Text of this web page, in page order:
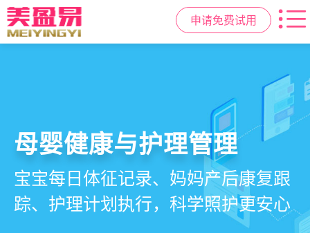
申请免费试用
智慧月子中心管理系统
一站式解决月子中心入住、护理、
餐饮、会员、财务、营销全流程管
理
母婴健康与护理管理
宝宝每日体征记录、妈妈产后康复跟
踪、护理计划执行，科学照护更安心
房态与预约管理
在线选房、预约入住、智能排房、资
源调度，提升入住率与客户满意度
会员营销与智能锁客
会员积分、套餐定制、精准营销、客
户关怀，提升复购与转介绍